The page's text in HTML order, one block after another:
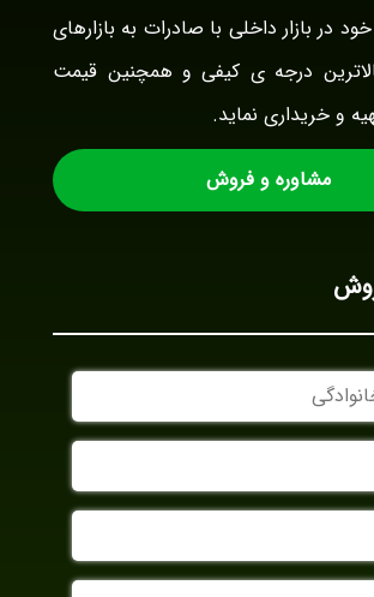
در بازار داخلی با صادرات به بازارهای
درجه ی کیفی و همچنین قیمت
و خریداری نماید.
مشاوره و فروش